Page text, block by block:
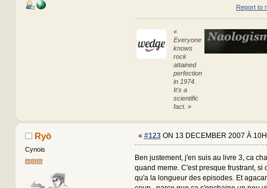
Report to
«
Everyone
knows
rock
attained
perfection
in 1974.
It's a
scientific
fact. »
Ryō
Cynois
« #123ON 13 DECEMBER 2007 À
Ben justement, j'en suis au livre 3, ca
quand meme. C'est presque frustrant, si
qu'a la longueur des episodes. Et